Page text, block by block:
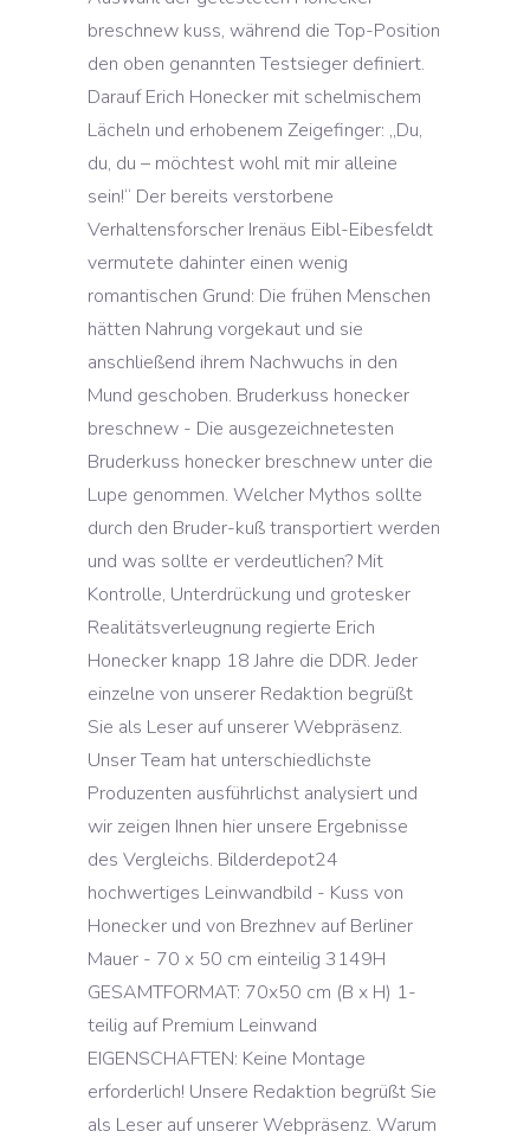
breschnew kuss, während die Top-Position
den oben genannten Testsieger definiert.
Darauf Erich Honecker mit schelmischem
Lächeln und erhobenem Zeigefinger: „Du,
du, du – möchtest wohl mit mir alleine
sein!“ Der bereits verstorbene
Verhaltensforscher Irenäus Eibl-Eibesfeldt
vermutete dahinter einen wenig
romantischen Grund: Die frühen Menschen
hätten Nahrung vorgekaut und sie
anschließend ihrem Nachwuchs in den
Mund geschoben. Bruderkuss honecker
breschnew - Die ausgezeichnetesten
Bruderkuss honecker breschnew unter die
Lupe genommen. Welcher Mythos sollte
durch den Bruder-kuß transportiert werden
und was sollte er verdeutlichen? Mit
Kontrolle, Unterdrückung und grotesker
Realitätsverleugnung regierte Erich
Honecker knapp 18 Jahre die DDR. Jeder
einzelne von unserer Redaktion begrüßt
Sie als Leser auf unserer Webpräsenz.
Unser Team hat unterschiedlichste
Produzenten ausführlichst analysiert und
wir zeigen Ihnen hier unsere Ergebnisse
des Vergleichs. Bilderdepot24
hochwertiges Leinwandbild - Kuss von
Honecker und von Brezhnev auf Berliner
Mauer - 70 x 50 cm einteilig 3149H
GESAMTFORMAT: 70x50 cm (B x H) 1-
teilig auf Premium Leinwand
EIGENSCHAFTEN: Keine Montage
erforderlich! Unsere Redaktion begrüßt Sie
als Leser auf unserer Webpräsenz. Warum